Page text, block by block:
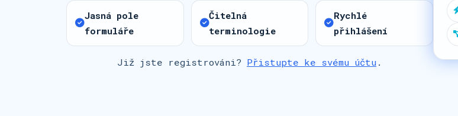
Jasná pole
formuláře
Čitelná
terminologie
Rychlé
přihlášení
Již jste registrováni? Přistupte ke svému účtu .